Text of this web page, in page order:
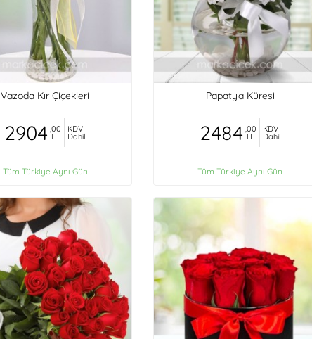
Vazoda Kır Çiçekleri
2904 ,00
TL
KDV
Dahil
Tüm Türkiye Aynı Gün
Papatya Küresi
2484 ,00
TL
KDV
Dahil
Tüm Türkiye Aynı Gün